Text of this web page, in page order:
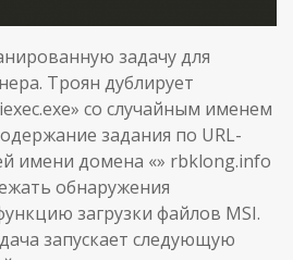
задачу для
Троян дублирует
со случайным именем
задания по URL-
имени домена «» rbklong.info
обнаружения
загрузки файлов MSI.
запускает следующую